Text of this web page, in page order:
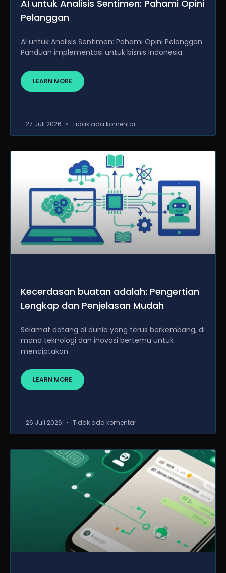
AI untuk Analisis Sentimen: Pahami Opini
Pelanggan
AI untuk Analisis Sentimen: Pahami Opini Pelanggan.
Panduan implementasi untuk bisnis Indonesia.
LEARN MORE
27 Juli 2026 Tidak ada komentar
Kecerdasan buatan adalah: Pengertian
Lengkap dan Penjelasan Mudah
Selamat datang di dunia yang terus berkembang, di
mana teknologi dan inovasi bertemu untuk
menciptakan
LEARN MORE
26 Juli 2026 Tidak ada komentar